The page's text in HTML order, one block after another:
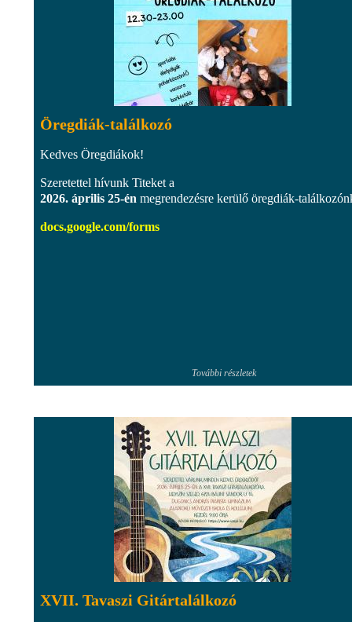
Öregdiák-találkozó
Kedves Öregdiákok!
Szeretettel hívunk Titeket a
2026. április 25-én megrendezésre kerülő öregdiák-
docs.google.com/forms
További részletek
XVII. Tavaszi Gitártalálkozó